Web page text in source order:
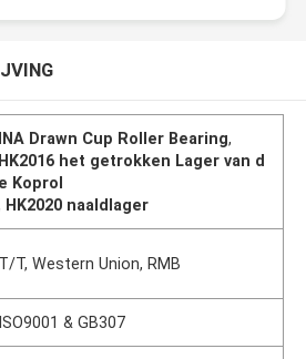
INA Drawn Cup Roller Bearing,
HK2016 het getrokken Lager van d
e Koprol
HK2020 naaldlager
T/T, Western Union, RMB
ISO9001 & GB307